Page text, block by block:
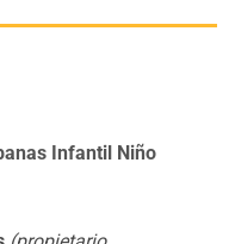
Infantil Niño